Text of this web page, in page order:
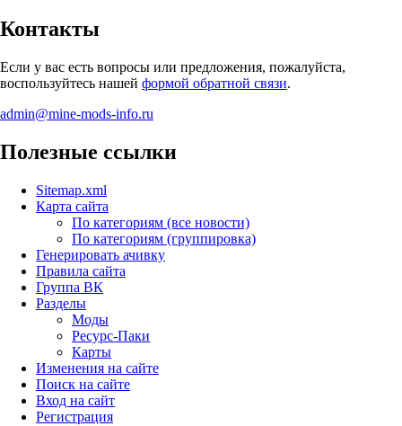
Контакты
Если у вас есть вопросы или предложения, пожалуйста,
воспользуйтесь нашей формой обратной связи.
admin@mine-mods-info.ru
Полезные ссылки
Sitemap.xml
Карта сайта
По категориям (все новости)
По категориям (группировка)
Генерировать ачивку
Правила сайта
Группа ВК
Разделы
Моды
Ресурс-Паки
Карты
Изменения на сайте
Поиск на сайте
Вход на сайт
Регистрация